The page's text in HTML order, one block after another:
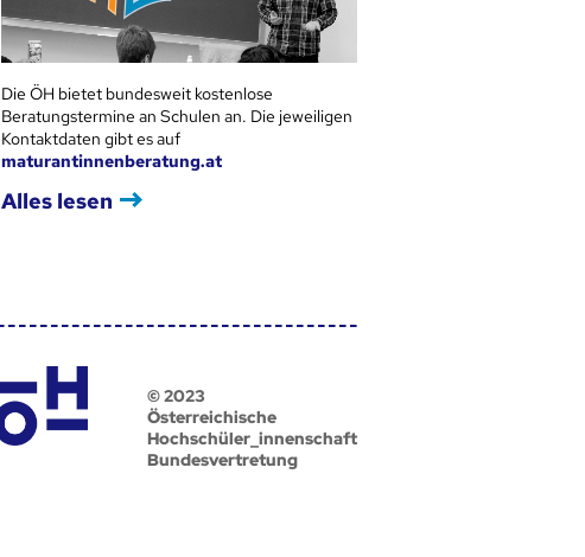
Die ÖH bietet bundesweit kostenlose
Beratungstermine an Schulen an. Die jeweiligen
Kontaktdaten gibt es auf
maturantinnenberatung.at
Alles lesen
© 2023
Österreichische
Hochschüler_innenschaft
Bundesvertretung